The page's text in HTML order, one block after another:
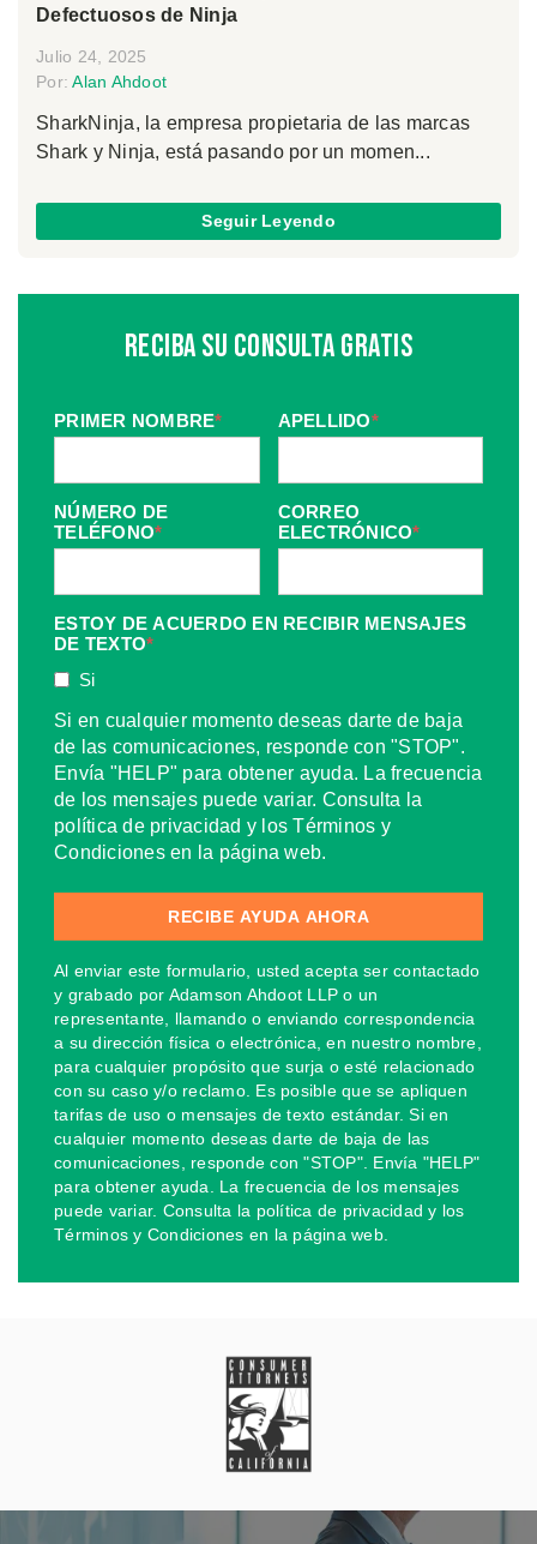
Defectuosos de Ninja
Julio 24, 2025
Por:Alan Ahdoot
SharkNinja, la empresa propietaria de las marcas
Shark y Ninja, está pasando por un momen...
Seguir Leyendo
Reciba Su Consulta Gratis
PRIMER NOMBRE* APELLIDO*
NÚMERO DE
TELÉFONO*
CORREO
ELECTRÓNICO*
ESTOY DE ACUERDO EN RECIBIR MENSAJES
DE TEXTO*
Si
Si en cualquier momento deseas darte de baja
de las comunicaciones, responde con "STOP".
Envía "HELP" para obtener ayuda. La frecuencia
de los mensajes puede variar. Consulta la
política de privacidad y los Términos y
Condiciones en la página web.
Al enviar este formulario, usted acepta ser contactado
y grabado por Adamson Ahdoot LLP o un
representante, llamando o enviando correspondencia
a su dirección física o electrónica, en nuestro nombre,
para cualquier propósito que surja o esté relacionado
con su caso y/o reclamo. Es posible que se apliquen
tarifas de uso o mensajes de texto estándar. Si en
cualquier momento deseas darte de baja de las
comunicaciones, responde con "STOP". Envía "HELP"
para obtener ayuda. La frecuencia de los mensajes
puede variar. Consulta la política de privacidad y los
Términos y Condiciones en la página web.